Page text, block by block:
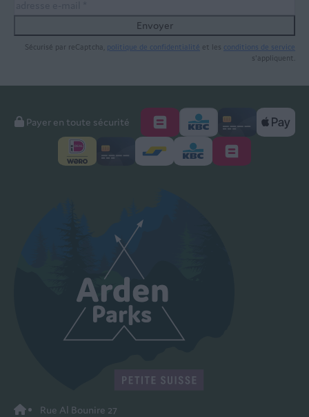
Envoyer
Sécurisé par reCaptcha, politique de confidentialité et les conditions de service
s'appliquent.
Payer en toute sécurité
Rue Al Bounire 27